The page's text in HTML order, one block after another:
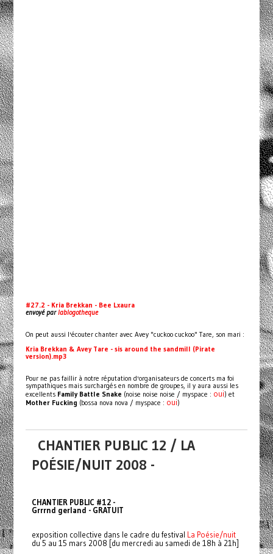
#27.2 - Kria Brekkan - Bee Lxaura
envoyé parlablogotheque
On peut aussi l'écouter chanter avec Avey "cuckoo cuckoo" Tare, son mari :
Kria Brekkan & Avey Tare - sis around the sandmill (Pirate
version).mp3
Pour ne pas faillir à notre réputation d'organisateurs de concerts ma foi
sympathiques mais surchargés en nombre de groupes, il y aura aussi les
excellentsFamily Battle Snake (noise noise noise / myspace : oui) et
Mother Fucking (bossa nova nova / myspace : oui)
CHANTIER PUBLIC 12 / LA
POÉSIE/NUIT 2008 -
CHANTIER PUBLIC #12 -
Grrrnd gerland - GRATUIT
exposition collective dans le cadre du festival La Poésie/nuit
du 5 au 15 mars 2008 [du mercredi au samedi de 18h à 21h]